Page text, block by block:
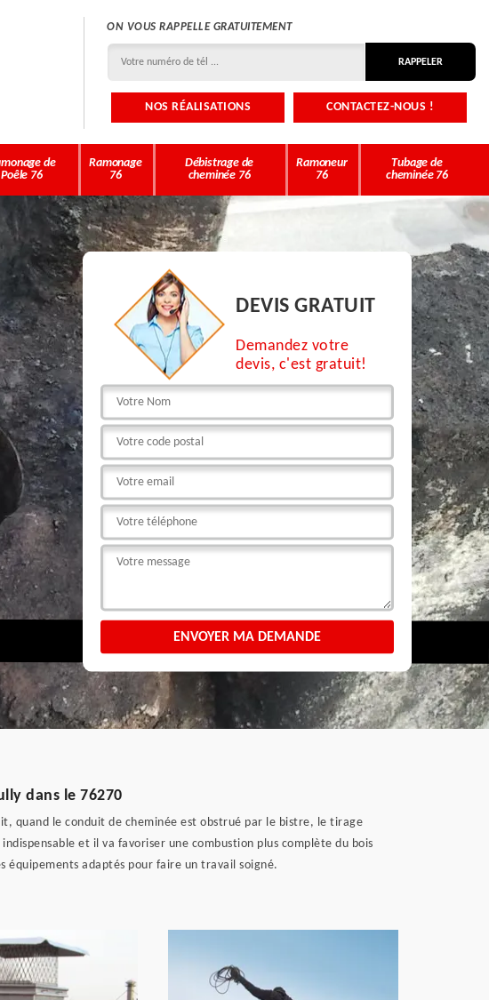
ON VOUS RAPPELLE GRATUITEMENT
NOS RÉALISATIONS CONTACTEZ-NOUS !
de
Poêle 76
Ramonage
76
Débistrage de
cheminée 76
Ramoneur
76
Tubage de
cheminée 76
DEVIS GRATUIT
Demandez votre
devis, c'est gratuit!
dans le 76270
quand le conduit de cheminée est obstrué par le bistre, le tirage
et il va favoriser une combustion plus complète du bois
équipements adaptés pour faire un travail soigné.